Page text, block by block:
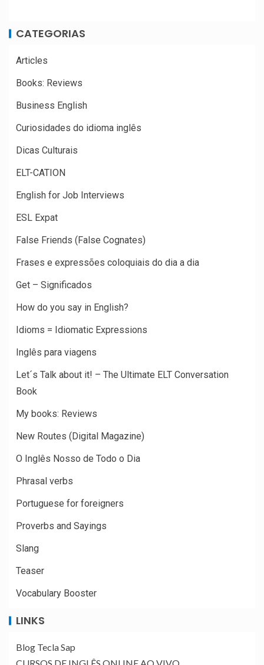
CATEGORIAS
Articles
Books: Reviews
Business English
Curiosidades do idioma inglês
Dicas Culturais
ELT-CATION
English for Job Interviews
ESL Expat
False Friends (False Cognates)
Frases e expressões coloquiais do dia a dia
Get – Significados
How do you say in English?
Idioms = Idiomatic Expressions
Inglês para viagens
Let´s Talk about it! – The Ultimate ELT Conversation
Book
My books: Reviews
New Routes (Digital Magazine)
O Inglês Nosso de Todo o Dia
Phrasal verbs
Portuguese for foreigners
Proverbs and Sayings
Slang
Teaser
Vocabulary Booster
LINKS
Blog Tecla Sap